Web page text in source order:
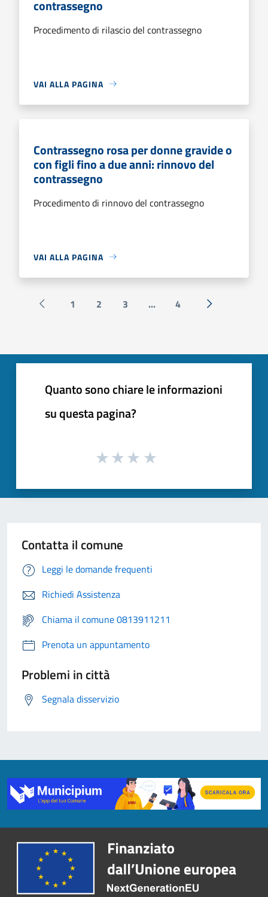
contrassegno
Procedimento di rilascio del contrassegno
VAI ALLA PAGINA
Contrassegno rosa per donne gravide o
con figli fino a due anni: rinnovo del
contrassegno
Procedimento di rinnovo del contrassegno
VAI ALLA PAGINA
Pagina precedente
1 2 3 ... 4 Successiva »
Quanto sono chiare le informazioni
su questa pagina?
Contatta il comune
Leggi le domande frequenti
Richiedi Assistenza
Chiama il comune 0813911211
Prenota un appuntamento
Problemi in città
Segnala disservizio